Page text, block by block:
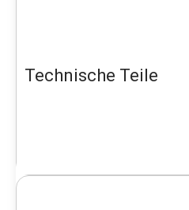
Technische Teile